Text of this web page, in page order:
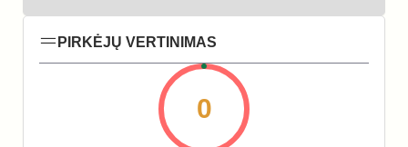
PIRKĖJŲ VERTINIMAS
0